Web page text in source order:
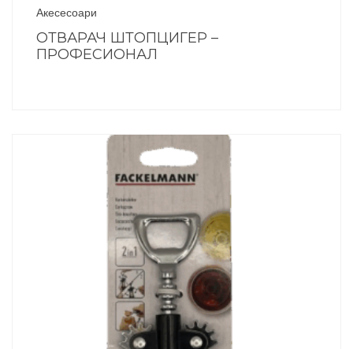
Акесесоари
ОТВАРАЧ ШТОПЦИГЕР –
ПРОФЕСИОНАЛ